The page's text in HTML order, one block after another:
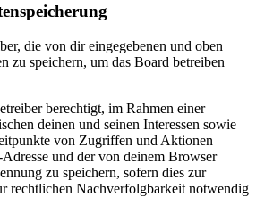
die von dir eingegebenen und oben
zu speichern, um das Board betreiben
berechtigt, im Rahmen einer
deinen und seinen Interessen sowie
von Zugriffen und Aktionen
und der von deinem Browser
zu speichern, sofern dies zur
rechtlichen Nachverfolgbarkeit notwendig